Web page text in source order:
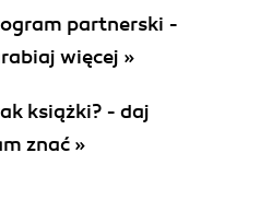
partnerski -
więcej »
książki? - daj
znać »